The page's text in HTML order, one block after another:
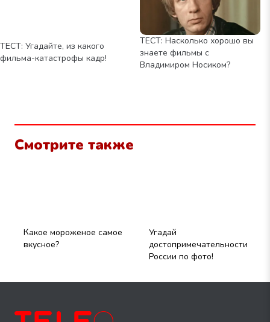
ТЕСТ: Угадайте, из какого
фильма-катастрофы кадр!
ТЕСТ: Насколько хорошо вы
знаете фильмы с
Владимиром Носиком?
Смотрите также
Какое мороженое самое
вкусное?
Угадай
достопримечательности
России по фото!